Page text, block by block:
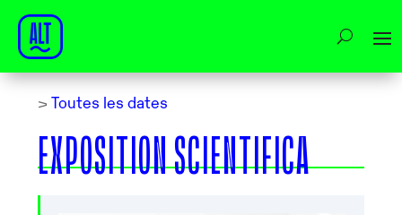
> Toutes les dates
EXPOSITION SCIENTIFICA